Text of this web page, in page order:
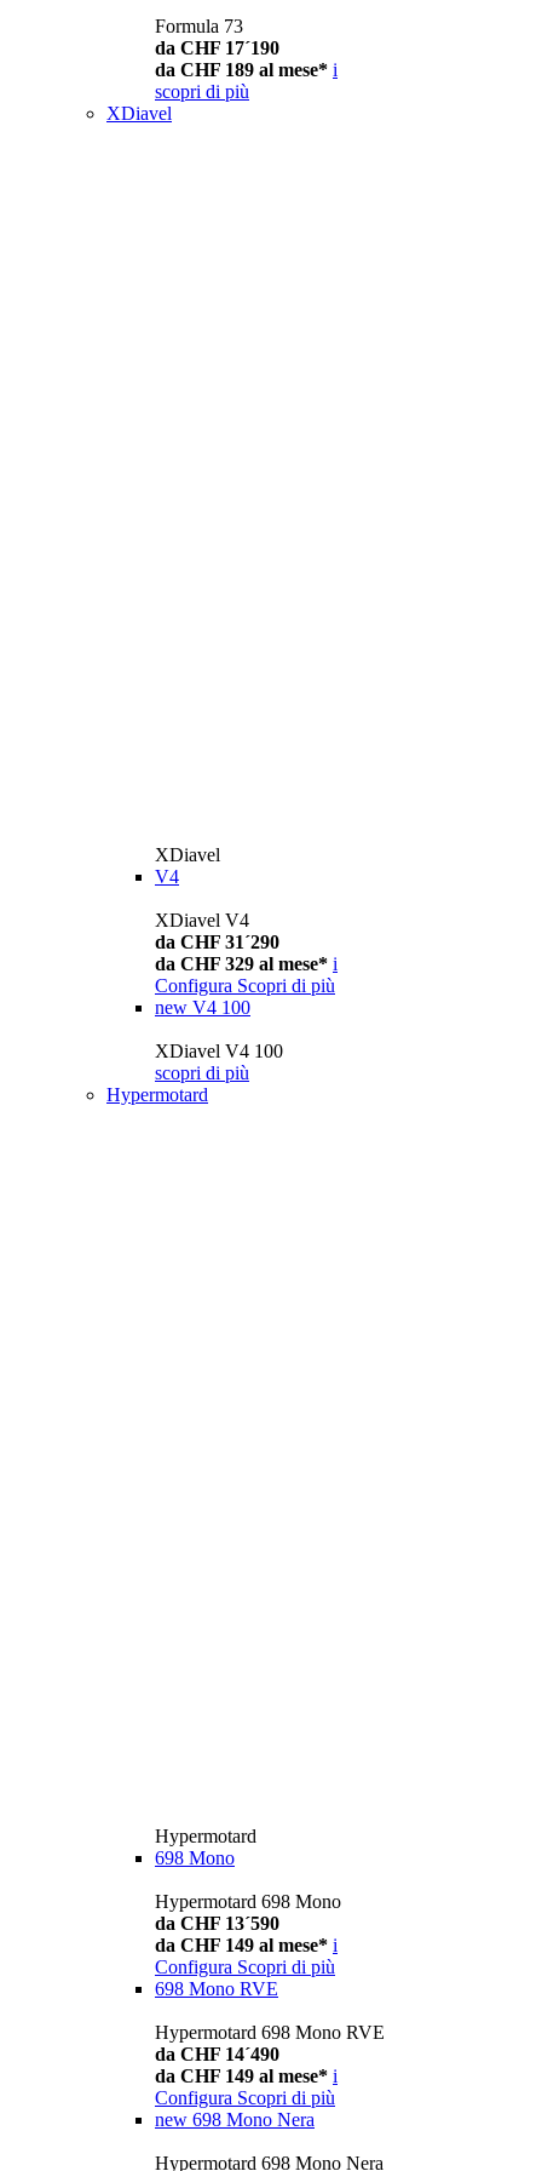
Formula 73
da CHF 17´190
da CHF 189 al mese* i
scopri di più
XDiavel
XDiavel
V4
XDiavel V4
da CHF 31´290
da CHF 329 al mese* i
Configura Scopri di più
new V4 100
XDiavel V4 100
scopri di più
Hypermotard
Hypermotard
698 Mono
Hypermotard 698 Mono
da CHF 13´590
da CHF 149 al mese* i
Configura Scopri di più
698 Mono RVE
Hypermotard 698 Mono RVE
da CHF 14´490
da CHF 149 al mese* i
Configura Scopri di più
new 698 Mono Nera
Hypermotard 698 Mono Nera